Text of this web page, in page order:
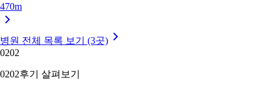
470m
병원 전체 목록 보기 (3곳)
0202
0202후기 살펴보기